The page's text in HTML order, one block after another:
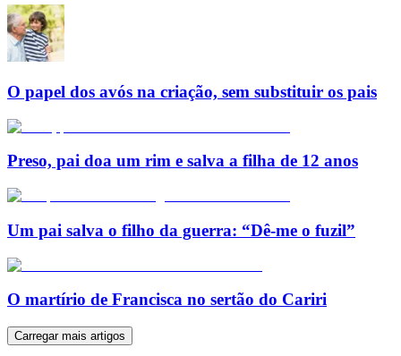
O papel dos avós na criação, sem substituir os pais
Preso, pai doa um rim e salva a filha de 12 anos
Um pai salva o filho da guerra: “Dê-me o fuzil”
O martírio de Francisca no sertão do Cariri
Carregar mais artigos